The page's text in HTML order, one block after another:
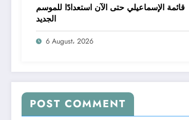
قائمة الإسماعيلي حتى الآن استعدادًا للموسم
الجديد
6 August، 2026
POST COMMENT